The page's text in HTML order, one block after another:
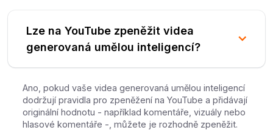
Lze na YouTube zpeněžit videa
generovaná umělou inteligencí?
Ano, pokud vaše videa generovaná umělou inteligencí
dodržují pravidla pro zpeněžení na YouTube a přidávají
originální hodnotu - například komentáře, vizuály nebo
hlasové komentáře -, můžete je rozhodně zpeněžit.